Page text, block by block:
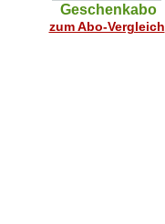
Geschenkabo
zum Abo-Vergleich